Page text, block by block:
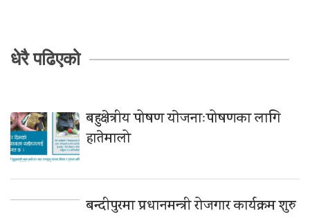
धेरै पढिएको
बहुक्षेत्रीय पोषण याेजनाःपोषणका लागि
हातेमालो
बन्दीपुरमा प्रधानमन्त्री रोजगार कार्यक्रम शुरु